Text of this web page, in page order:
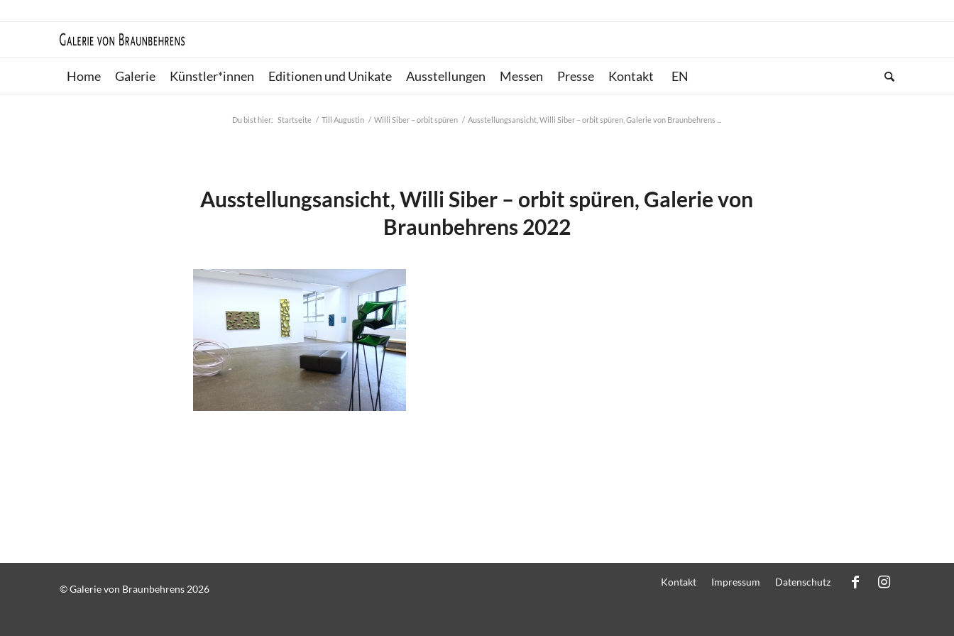
Home Galerie Künstler*innen Editionen und Unikate Ausstellungen Messen Presse Kontakt
Du bist hier: Startseite / Till Augustin / Willi Siber – orbit spüren / Ausstellungsansicht, Willi Siber – orbit spüren, Galerie von Braunbehrens ...
Ausstellungsansicht, Willi Siber – orbit spüren, Galerie von
Braunbehrens 2022
© Galerie von Braunbehrens 2026
Kontakt Impressum Datenschutz